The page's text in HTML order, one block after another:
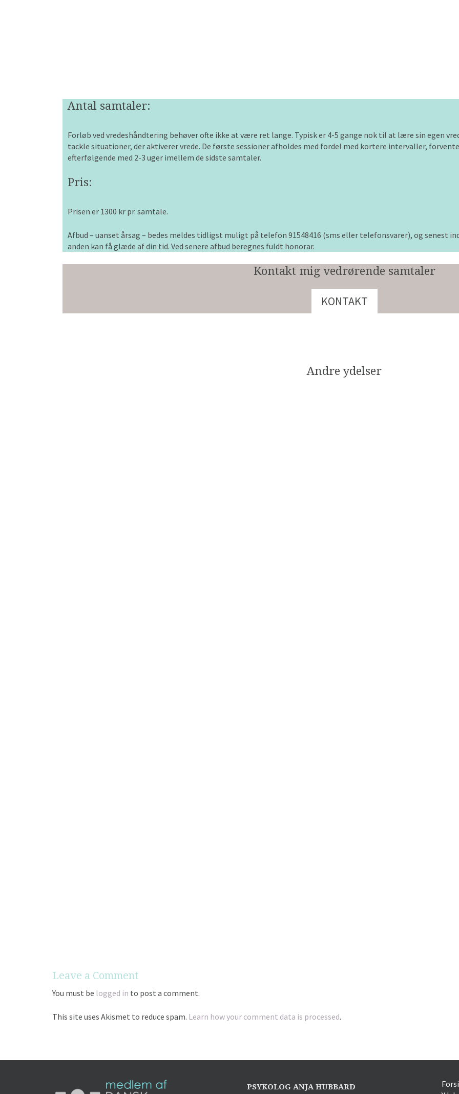
Antal samtaler:
Forløb ved vredeshåndtering behøver ofte ikke at være ret lange. Typisk er 4-5 gange nok til at lære sin egen
tackle situationer, der aktiverer vrede. De første sessioner afholdes med fordel med kortere intervaller,
efterfølgende med 2-3 uger imellem de sidste samtaler.
Pris:
Prisen er 1300 kr pr. samtale.
Afbud – uanset årsag – bedes meldes tidligst muligt på telefon 91548416 (sms eller telefonsvarer), og senest
anden kan få glæde af din tid. Ved senere afbud beregnes fuldt honorar.
Kontakt mig vedrørende samtaler
KONTAKT
Andre ydelser
Leave a Comment
You must be logged in to post a comment.
This site uses Akismet to reduce spam. Learn how your comment data is processed.
PSYKOLOG ANJA HUBBARD